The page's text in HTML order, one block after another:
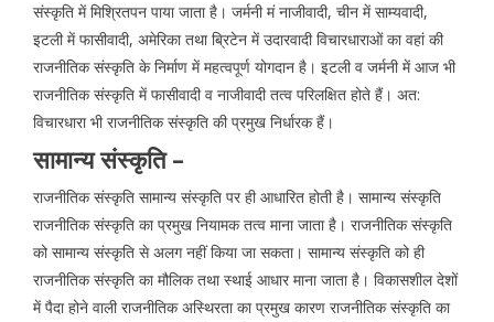
संस्कृति में मिश्रितपन पाया जाता है। जर्मनी मं नाजीवादी, चीन में साम्यवादी,
इटली में फासीवादी, अमेरिका तथा ब्रिटेन में उदारवादी विचारधाराओं का वहां की
राजनीतिक संस्कृति के निर्माण में महत्वपूर्ण योगदान है। इटली व जर्मनी में आज भी
राजनीतिक संस्कृति में फासीवादी व नाजीवादी तत्व परिलक्षित होते हैं। अत:
विचारधारा भी राजनीतिक संस्कृति की प्रमुख निर्धारक हैं।
सामान्य संस्कृति –
राजनीतिक संस्कृति सामान्य संस्कृति पर ही आधारित होती है। सामान्य संस्कृति
राजनीतिक संस्कृति का प्रमुख नियामक तत्व माना जाता है। राजनीतिक संस्कृति
को सामान्य संस्कृति से अलग नहीं किया जा सकता। सामान्य संस्कृति को ही
राजनीतिक संस्कृति का मौलिक तथा स्थाई आधार माना जाता है। विकासशील देशों
में पैदा होने वाली राजनीतिक अस्थिरता का प्रमुख कारण राजनीतिक संस्कृति का